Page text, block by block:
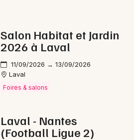
Salon Habitat et Jardin
2026 à Laval
11/09/2026 → 13/09/2026
Laval
Foires & salons
Laval - Nantes
(Football Ligue 2)